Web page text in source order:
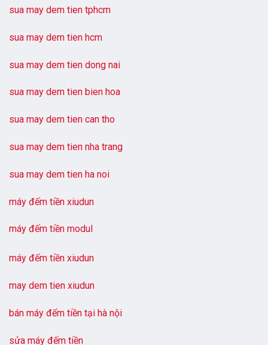
sua may dem tien tphcm
sua may dem tien hcm
sua may dem tien dong nai
sua may dem tien bien hoa
sua may dem tien can tho
sua may dem tien nha trang
sua may dem tien ha noi
máy đếm tiền xiudun
máy đếm tiền modul
máy đếm tiền xiudun
may dem tien xiudun
bán máy đếm tiền tại hà nội
sửa máy đếm tiền